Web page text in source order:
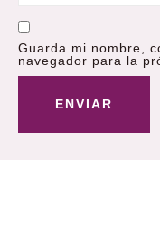
Guarda mi nombre,
navegador para la